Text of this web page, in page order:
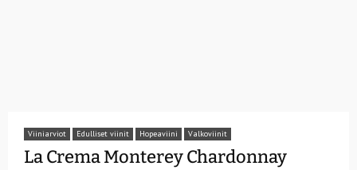
Viiniarviot Edulliset viinit Hopeaviini Valkoviinit
La Crema Monterey Chardonnay